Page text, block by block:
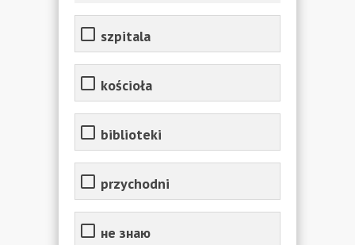
szpitala
kościoła
biblioteki
przychodni
не знаю